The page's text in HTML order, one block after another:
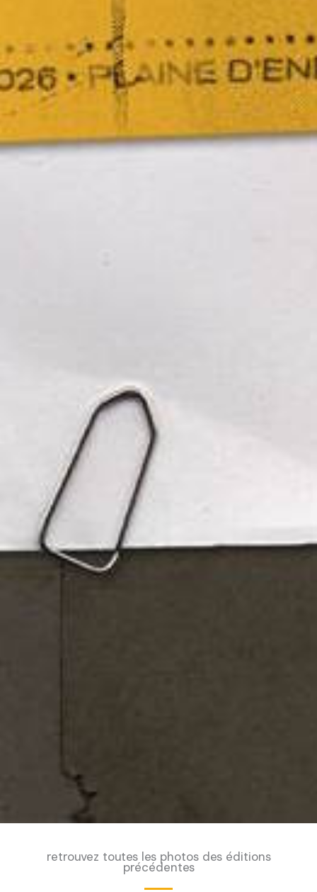
retrouvez toutes les photos des éditions
précédentes